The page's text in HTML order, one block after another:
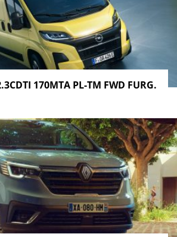
170MTA PL-TM FWD FURG.